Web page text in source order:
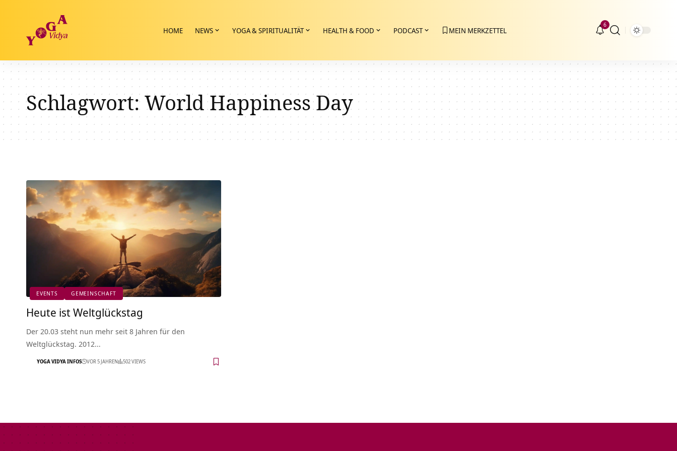
HOME NEWS YOGA & SPIRITUALITÄT HEALTH & FOOD PODCAST MEIN MERKZETTEL
6
Schlagwort:World Happiness Day
EVENTS GEMEINSCHAFT
Heute ist Weltglückstag
Der 20.03 steht nun mehr seit 8 Jahren für den
Weltglückstag. 2012…
YOGA VIDYA INFOS VOR 5 JAHREN 502 VIEWS